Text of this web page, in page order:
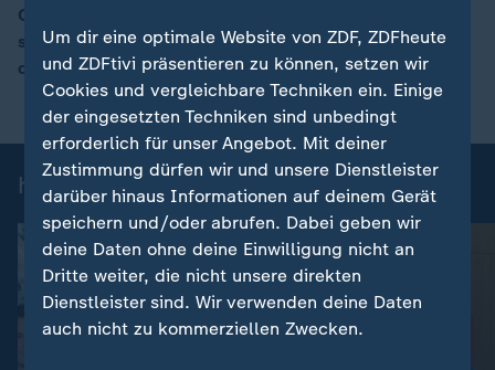
Golfregion so schnell wie möglich für Stabilität zu
sorgen. ZDF-Korrespondent Ulf Röller berichtet von
den Beratungen auf Zypern.
heute-Nachrichten: Einzelbeiträge
Um dir eine optimale Website von ZDF, ZDFheute
und ZDFtivi präsentieren zu können, setzen wir
Cookies und vergleichbare Techniken ein. Einige
der eingesetzten Techniken sind unbedingt
erforderlich für unser Angebot. Mit deiner
Zustimmung dürfen wir und unsere Dienstleister
darüber hinaus Informationen auf deinem Gerät
speichern und/oder abrufen. Dabei geben wir
deine Daten ohne deine Einwilligung nicht an
Dritte weiter, die nicht unsere direkten
Dienstleister sind. Wir verwenden deine Daten
auch nicht zu kommerziellen Zwecken.